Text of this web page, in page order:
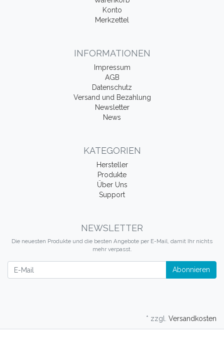
Konto
Merkzettel
INFORMATIONEN
Impressum
AGB
Datenschutz
Versand und Bezahlung
Newsletter
News
KATEGORIEN
Hersteller
Produkte
Über Uns
Support
NEWSLETTER
Die neuesten Produkte und die besten Angebote per E-Mail, damit Ihr nichts
mehr verpasst.
Abonnieren
* zzgl. Versandkosten